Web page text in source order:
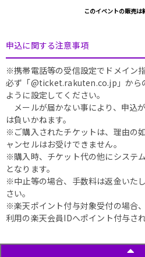
このイベントの販売は
申込に関する注意事項
※携帯電話等の受信設定でドメイン
必ず「@ticket.rakuten.co.jp」から
ように設定してください。
メールが届かない事により、申込
は負いかねます。
※ご購入されたチケットは、理由の
ャンセルはお受けできません。
※購入時、チケット代の他にシステ
となります。
※中止等の場合、手数料は返金いた
さい。
※楽天ポイント付与対象受付の場合
利用の楽天会員IDへポイント付与され